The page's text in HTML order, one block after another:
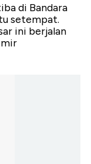
di Bandara
setempat.
ini berjalan